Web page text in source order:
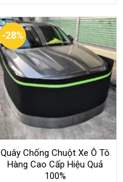
-28%
Quây Chống Chuột Xe Ô Tô
Hàng Cao Cấp Hiệu Quả
100%